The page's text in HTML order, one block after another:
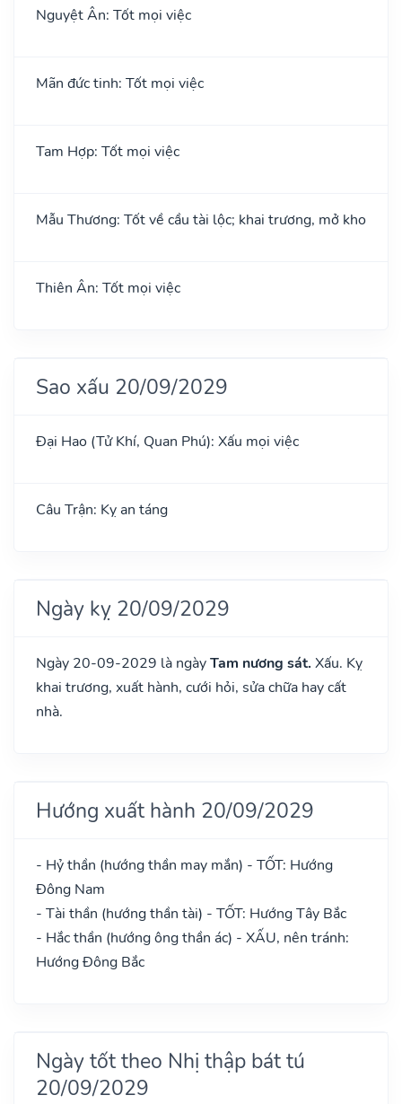
Nguyệt Ân: Tốt mọi việc
Mãn đức tinh: Tốt mọi việc
Tam Hợp: Tốt mọi việc
Mẫu Thương: Tốt về cầu tài lộc; khai trương, mở kho
Thiên Ân: Tốt mọi việc
Sao xấu 20/09/2029
Đại Hao (Tử Khí, Quan Phú): Xấu mọi việc
Câu Trận: Kỵ an táng
Ngày kỵ 20/09/2029
Ngày 20-09-2029 là ngàyTam nương sát. Xấu. Kỵ
khai trương, xuất hành, cưới hỏi, sửa chữa hay cất
nhà.
Hướng xuất hành 20/09/2029
- Hỷ thần (hướng thần may mắn) - TỐT: Hướng
Đông Nam
- Tài thần (hướng thần tài) - TỐT: Hướng Tây Bắc
- Hắc thần (hướng ông thần ác) - XẤU, nên tránh:
Hướng Đông Bắc
Ngày tốt theo Nhị thập bát tú
20/09/2029